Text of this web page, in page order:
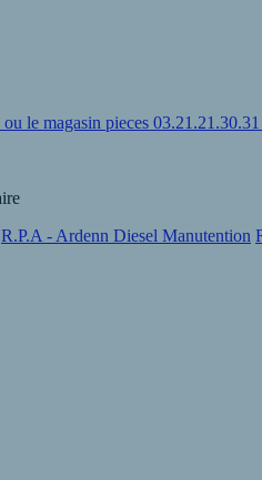
le magasin pieces
R.P.A - Ardenn Diesel Manutention